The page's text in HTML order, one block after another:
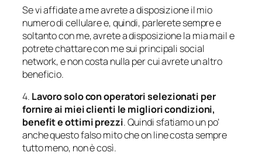
Se vi affidate a me avrete a disposizione il mio
numero di cellulare e, quindi, parlerete sempre e
soltanto con me, avrete a disposizione la mia mail e
potrete chattare con me sui principali social
network, e non costa nulla per cui avrete un altro
beneficio.
4. Lavoro solo con operatori selezionati per
fornire ai miei clienti le migliori condizioni,
benefit e ottimi prezzi. Quindi sfatiamo un po’
anche questo falso mito che on line costa sempre
tutto meno, non è così.